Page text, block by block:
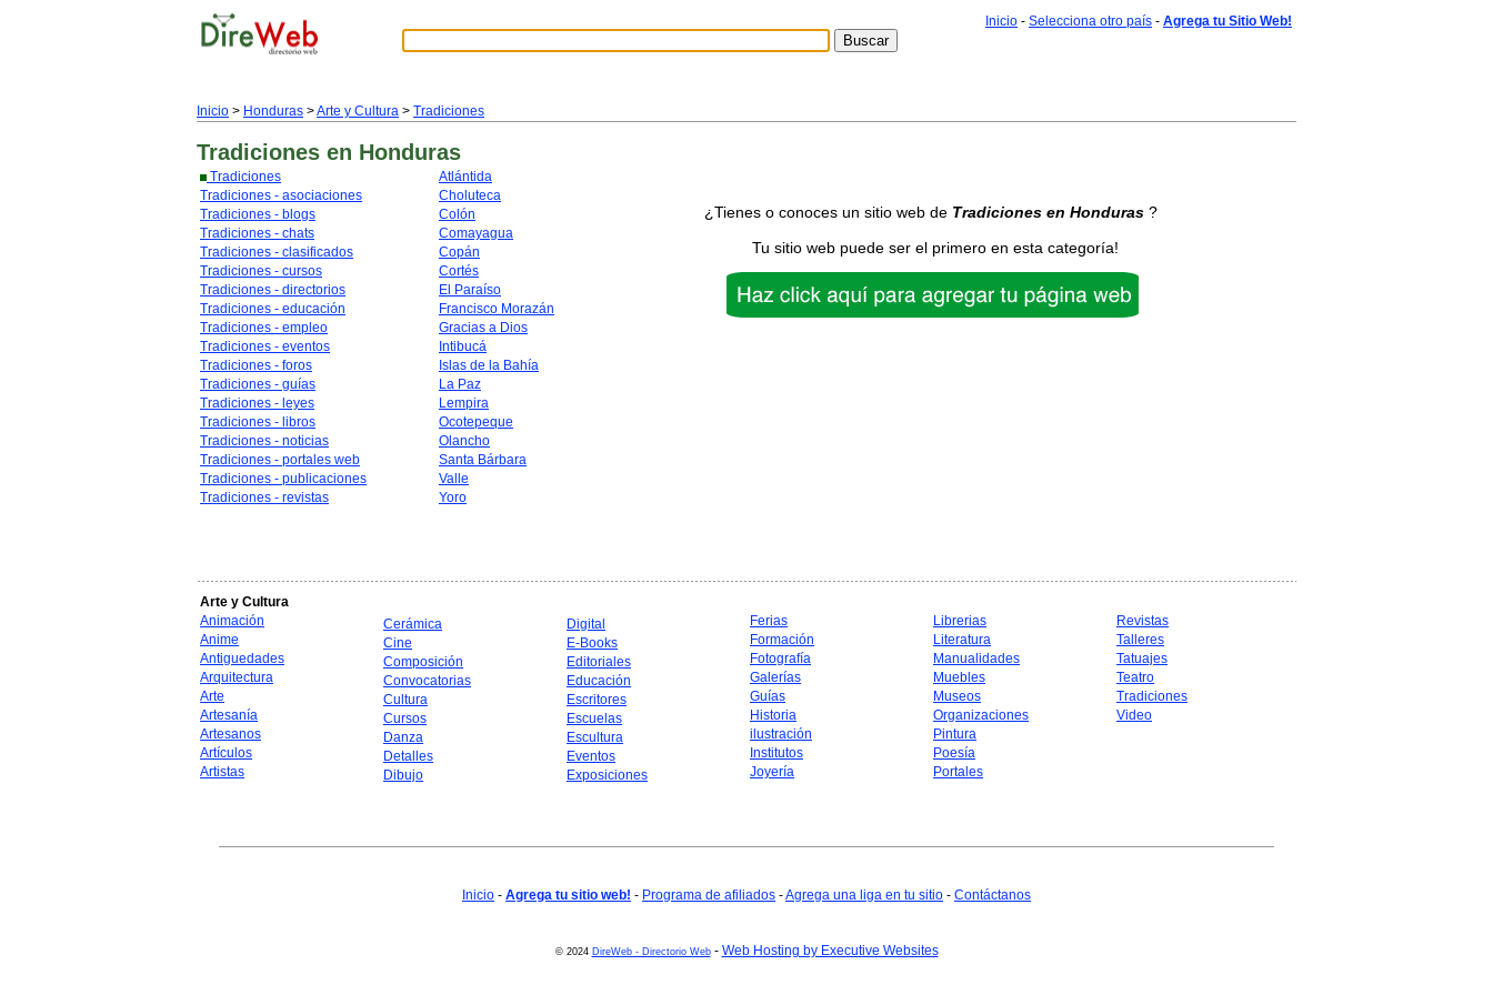
Inicio - Selecciona otro país - Agrega tu Sitio Web!
Inicio > Honduras >Arte y Cultura > Tradiciones
Tradiciones en Honduras
Tradiciones
Tradiciones - asociaciones
Tradiciones - blogs
Tradiciones - chats
Tradiciones - clasificados
Tradiciones - cursos
Tradiciones - directorios
Tradiciones - educación
Tradiciones - empleo
Tradiciones - eventos
Tradiciones - foros
Tradiciones - guías
Tradiciones - leyes
Tradiciones - libros
Tradiciones - noticias
Tradiciones - portales web
Tradiciones - publicaciones
Tradiciones - revistas
Atlántida
Choluteca
Colón
Comayagua
Copán
Cortés
El Paraíso
Francisco Morazán
Gracias a Dios
Intibucá
Islas de la Bahía
La Paz
Lempira
Ocotepeque
Olancho
Santa Bárbara
Valle
Yoro
¿Tienes o conoces un sitio web de Tradiciones en Honduras?
Tu sitio web puede ser el primero en esta categoría!
Arte y Cultura
Animación
Anime
Antiguedades
Arquitectura
Arte
Artesanía
Artesanos
Artículos
Artistas
Cerámica
Cine
Composición
Convocatorias
Cultura
Cursos
Danza
Detalles
Dibujo
Digital
E-Books
Editoriales
Educación
Escritores
Escuelas
Escultura
Eventos
Exposiciones
Ferias
Formación
Fotografía
Galerías
Guías
Historia
ilustración
Institutos
Joyería
Librerias
Literatura
Manualidades
Muebles
Museos
Organizaciones
Pintura
Poesía
Portales
Revistas
Talleres
Tatuajes
Teatro
Tradiciones
Video
Inicio - Agrega tu sitio web! - Programa de afiliados -Agrega una liga en tu sitio - Contáctanos
© 2024 DireWeb - Directorio Web- Web Hosting by Executive Websites